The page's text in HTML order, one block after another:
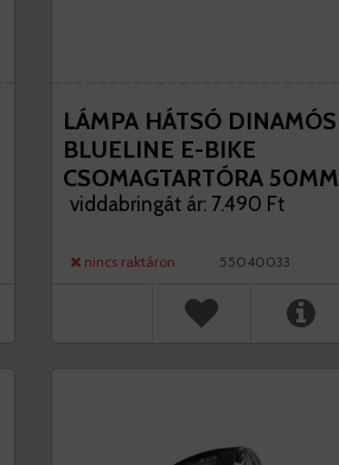
LÁMPA HÁTSÓ DINAMÓS
BLUELINE E-BIKE
CSOMAGTARTÓRA 50MM
AM KARTONON AXA
viddabringát ár: 7.490 Ft
nincs raktáron 55040033